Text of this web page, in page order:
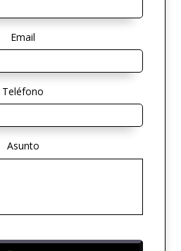
Email
Teléfono
Asunto